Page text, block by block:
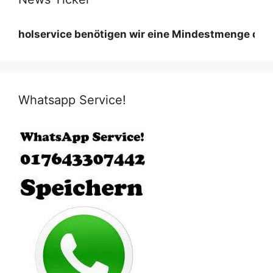
benötigen wir eine Mindestmenge diese
Whatsapp Service!